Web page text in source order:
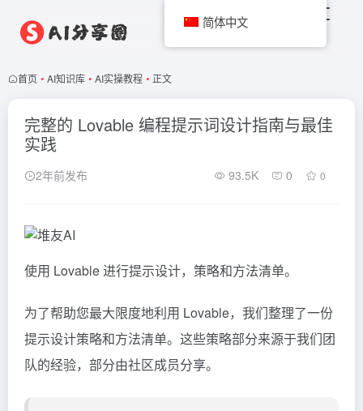
首页 • AI知识库 • AI实操教程 • 正文
完整的 Lovable 编程提示词设计指南与最佳
实践
2年前发布 93.5K 0 0
使用 Lovable进行提示设计，策略和方法清单。
为了帮助您最大限度地利用 Lovable，我们整理了一份
提示设计策略和方法清单。这些策略部分来源于我们团
队的经验，部分由社区成员分享。
简体中文